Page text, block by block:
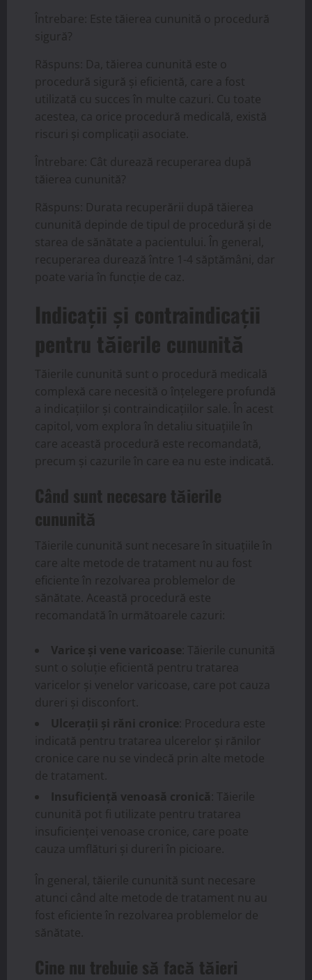
Întrebare: Este tăierea cununită o procedură
sigură?
Răspuns: Da, tăierea cununită este o
procedură sigură și eficientă, care a fost
utilizată cu succes în multe cazuri. Cu toate
acestea, ca orice procedură medicală, există
riscuri și complicații asociate.
Întrebare: Cât durează recuperarea după
tăierea cununită?
Răspuns: Durata recuperării după tăierea
cununită depinde de tipul de procedură și de
starea de sănătate a pacientului. În general,
recuperarea durează între 1-4 săptămâni, dar
poate varia în funcție de caz.
Indicații și contraindicații
pentru tăierile cununită
Tăierile cununită sunt o procedură medicală
complexă care necesită o înțelegere profundă
a indicațiilor și contraindicațiilor sale. În acest
capitol, vom explora în detaliu situațiile în
care această procedură este recomandată,
precum și cazurile în care ea nu este indicată.
Când sunt necesare tăierile
cununită
Tăierile cununită sunt necesare în situațiile în
care alte metode de tratament nu au fost
eficiente în rezolvarea problemelor de
sănătate. Această procedură este
recomandată în următoarele cazuri:
Varice și vene varicoase : Tăierile cununită
sunt o soluție eficientă pentru tratarea
varicelor și venelor varicoase, care pot cauza
dureri și disconfort.
Ulcerații și răni cronice : Procedura este
indicată pentru tratarea ulcerelor și rănilor
cronice care nu se vindecă prin alte metode
de tratament.
Insuficiență venoasă cronică : Tăierile
cununită pot fi utilizate pentru tratarea
insuficienței venoase cronice, care poate
cauza umflături și dureri în picioare.
În general, tăierile cununită sunt necesare
atunci când alte metode de tratament nu au
fost eficiente în rezolvarea problemelor de
sănătate.
Cine nu trebuie să facă tăieri